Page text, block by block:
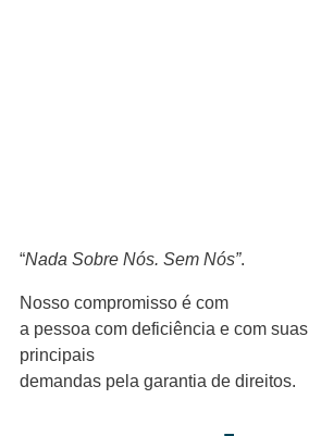
“Nada Sobre Nós. Sem Nós”.
Nosso compromisso é com
a pessoa com deficiência e com suas
principais
demandas pela garantia de direitos.